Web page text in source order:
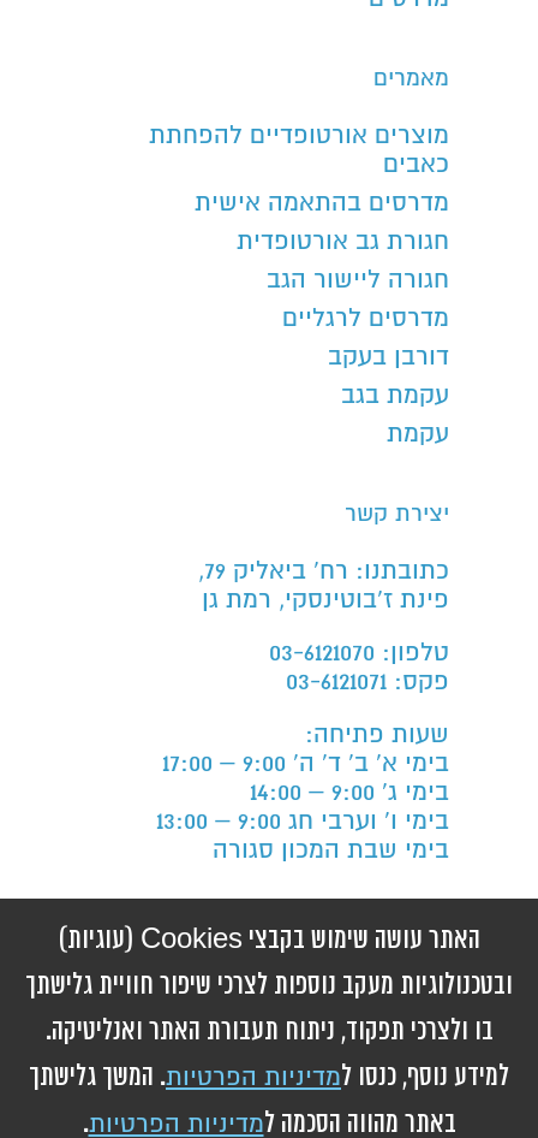
מאמרים
מוצרים אורטופדיים להפחתת
כאבים
מדרסים בהתאמה אישית
חגורת גב אורטופדית
חגורה ליישור הגב
מדרסים לרגליים
דורבן בעקב
עקמת בגב
עקמת
יצירת קשר
כתובתנו: רח’ ביאליק 79,
פינת ז’בוטינסקי, רמת גן
טלפון: 03-6121070
פקס: 03-6121071
שעות פתיחה:
בימי א' ב' ד' ה' 9:00 – 17:00
בימי ג' 9:00 – 14:00
בימי ו' וערבי חג 9:00 – 13:00
בימי שבת המכון סגורה
© 2026 ברזילי להב מכון
שמורות
בניית אתרים ושיווק באינטרנט
האתר עושה שימוש בקבצי Cookies (עוגיות)
ובטכנולוגיות מעקב נוספות לצרכי שיפור חוויית גלישתך
בו ולצרכי תפקוד, ניתוח תעבורת האתר ואנליטיקה.
למידע נוסף, כנסו למדיניות הפרטיות. המשך גלישתך
באתר מהווה הסכמה למדיניות הפרטיות.